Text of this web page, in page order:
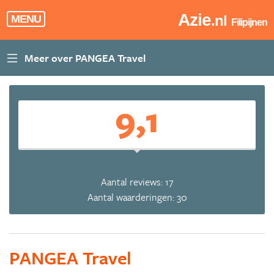
MENU Azie.nl Filipijnen
9,1
Aantal reviews: 17
Aantal waarderingen: 30
PANGEA Travel